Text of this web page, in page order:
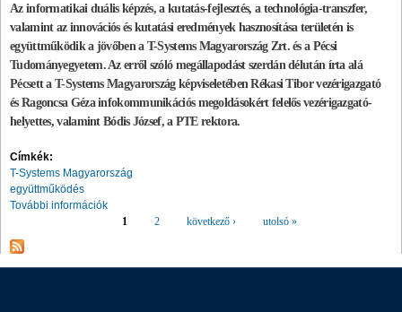
Az informatikai duális képzés, a kutatás-fejlesztés, a technológia-transzfer,
valamint az innovációs és kutatási eredmények hasznosítása területén is
együttműködik a jövőben a T-Systems Magyarország Zrt. és a Pécsi
Tudományegyetem. Az erről szóló megállapodást szerdán délután írta alá
Pécsett a T-Systems Magyarország képviseletében Rékasi Tibor vezérigazgató
és Ragoncsa Géza infokommunikációs megoldásokért felelős vezérigazgató-
helyettes, valamint Bódis József, a PTE rektora.
Címkék:
T-Systems Magyarország
együttműködés
További információk
1 2 következő › utolsó »